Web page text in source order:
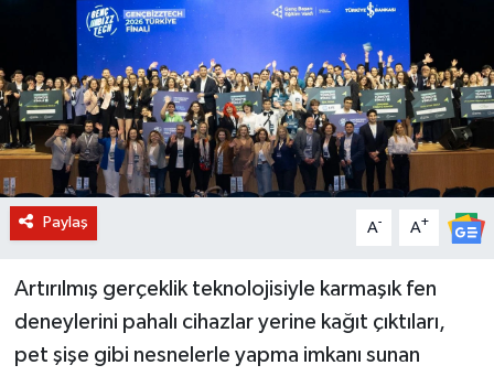
Paylaş A- A+
Artırılmış gerçeklik teknolojisiyle karmaşık fen
deneylerini pahalı cihazlar yerine kağıt çıktıları,
pet şişe gibi nesnelerle yapma imkanı sunan
KURUMSAL